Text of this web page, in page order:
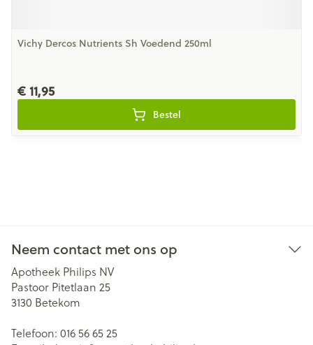
Vichy Dercos Nutrients Sh Voedend 250ml
€ 11,95
Bestel
Neem contact met ons op
Apotheek Philips NV
Pastoor Pitetlaan 25
3130 Betekom
Telefoon: 016 56 65 25